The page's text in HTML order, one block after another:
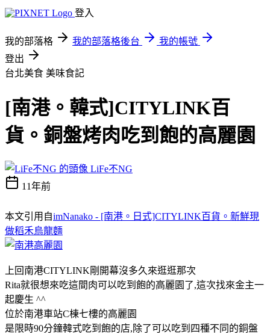
登入
我的部落格 我的部落格後台
我的帳號
登出
台北美食 美味食記
[南港。韓式]CITYLINK百
貨。銅盤烤肉吃到飽的高麗園
LiFe不NG
11年前
本文引用自imNanako - [南港。日式]CITYLINK百貨。新鮮現
做稻禾烏龍麵
上回南港CITYLINK剛開幕沒多久來逛逛那次
Rita就很想來吃這間肉可以吃到飽的高麗園了,這次找來金主一
起慶生 ^^
位於南港車站C棟七樓的高麗園
是限時90分鐘韓式吃到飽的店,除了可以吃到四種不同的銅盤